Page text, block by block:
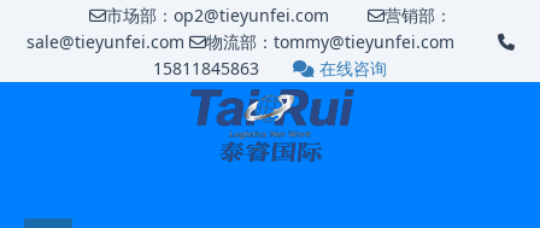
市场部：op2@tieyunfei.com
营销部：
sale@tieyunfei.com
物流部：tommy@tieyunfei.com
15811845863
在线咨询